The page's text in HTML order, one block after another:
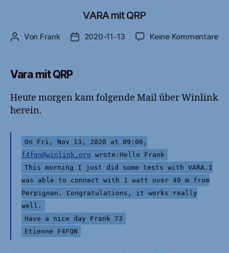
VARA mit QRP
Beitragsautor
Von Frank Veröffentlichungsdatum
2020-11-13 Keine Kommentarezu
Vara mit QRP
Heute morgen kam folgende Mail über Winlink
herein.
On Fri, Nov 13, 2020 at 09:06,
f4fqn@winlink.org wrote:Hello Frank
This morning I just did some tests with VARA.I
was able to connect with 1 watt over 40 m from
Perpignan. Congratulations, it works really
well.
Have a nice day Frank 73
Etienne F4FQN